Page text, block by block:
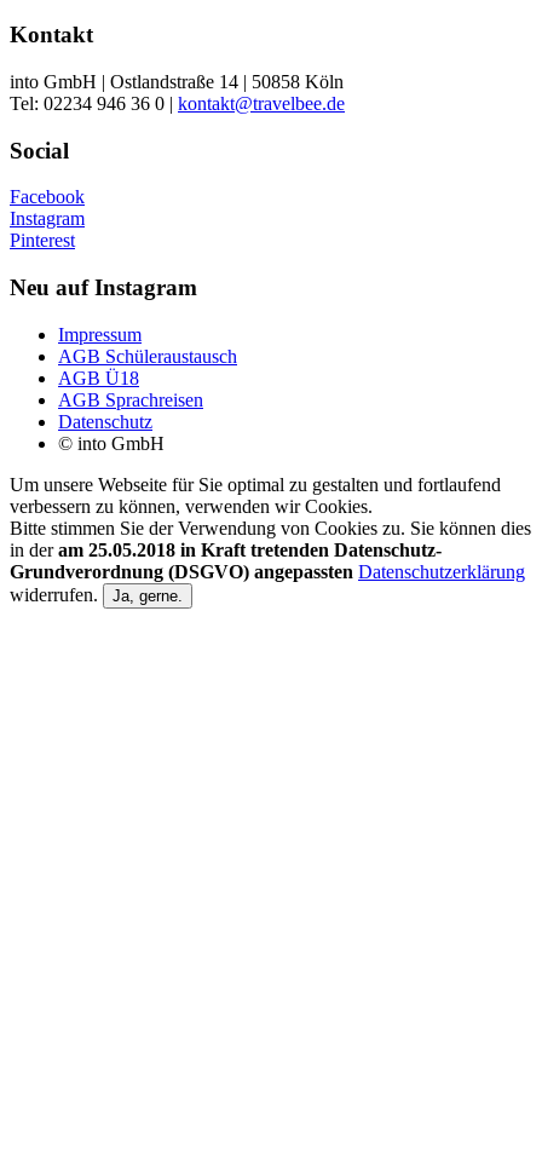
Kontakt
into GmbH | Ostlandstraße 14 | 50858 Köln
Tel: 02234 946 36 0 | kontakt@travelbee.de
Social
Facebook
Instagram
Pinterest
Neu auf Instagram
Impressum
AGB Schüleraustausch
AGB Ü18
AGB Sprachreisen
Datenschutz
© into GmbH
Um unsere Webseite für Sie optimal zu gestalten und fortlaufend
verbessern zu können, verwenden wir Cookies.
Bitte stimmen Sie der Verwendung von Cookies zu. Sie können dies
in deram 25.05.2018 in Kraft tretenden Datenschutz-
Grundverordnung (DSGVO) angepassten Datenschutzerklärung
widerrufen.
Ja, gerne.